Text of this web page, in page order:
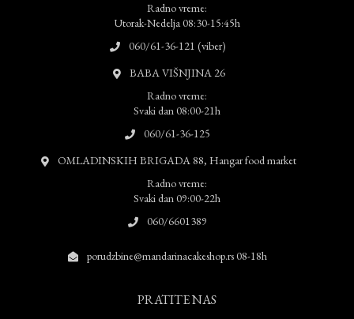
Radno vreme:
Utorak-Nedelja 08:30-15:45h
060/61-36-121 (viber)
BABA VIŠNJINA 26
Radno vreme:
Svaki dan 08:00-21h
060/61-36-125
OMLADINSKIH BRIGADA 88, Hangar food market
Radno vreme:
Svaki dan 09:00-22h
060/6601389
porudzbine@mandarinacakeshop.rs 08-18h
PRATITE NAS